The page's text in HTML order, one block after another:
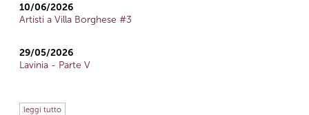
10/06/2026
Artisti a Villa Borghese #3
29/05/2026
Lavinia - Parte V
leggi tutto